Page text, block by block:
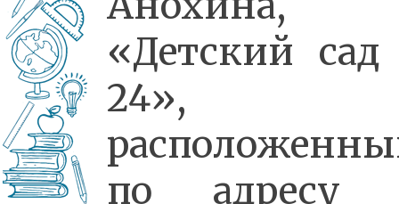
«Детский
24»,
по адресу